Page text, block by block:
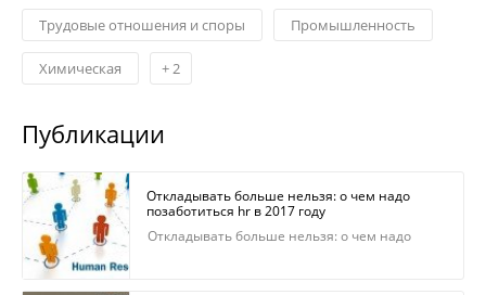
Трудовые отношения и споры Промышленность
Химическая +2
Публикации
Откладывать больше нельзя: о чем надо
позаботиться hr в 2017 году
Откладывать больше нельзя: о чем надо